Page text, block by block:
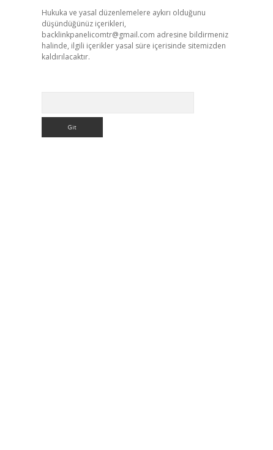
Hukuka ve yasal düzenlemelere aykırı olduğunu
düşündüğünüz içerikleri,
backlinkpanelicomtr@gmail.com adresine bildirmeniz
halinde, ilgili içerikler yasal süre içerisinde sitemizden
kaldırılacaktır.